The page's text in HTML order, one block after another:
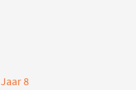
Jaar 8